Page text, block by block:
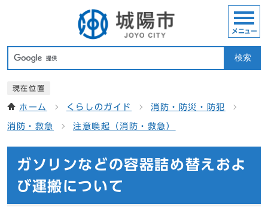
検索
メニュー
現在位置
ホーム くらしのガイド 消防・防災・防犯
消防・救急 注意喚起（消防・救急）
ガソリンなどの容器詰め替えおよ
び運搬について